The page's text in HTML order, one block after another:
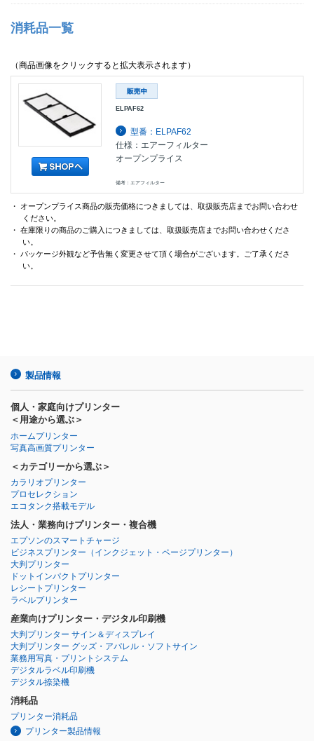
消耗品一覧
（商品画像をクリックすると拡大表示されます）
ELPAF62
型番：ELPAF62
仕様：エアーフィルター
オープンプライス
備考：エアフィルター
・ オープンプライス商品の販売価格につきましては、取扱販売店までお問い合わせ
ください。
・ 在庫限りの商品のご購入につきましては、取扱販売店までお問い合わせくださ
い。
・ パッケージ外観など予告無く変更させて頂く場合がございます。ご了承くださ
い。
製品情報
個人・家庭向けプリンター
＜用途から選ぶ＞
ホームプリンター
写真高画質プリンター
＜カテゴリーから選ぶ＞
カラリオプリンター
プロセレクション
エコタンク搭載モデル
法人・業務向けプリンター・複合機
エプソンのスマートチャージ
ビジネスプリンター （インクジェット・ページプリンター）
大判プリンター
ドットインパクトプリンター
レシートプリンター
ラベルプリンター
産業向けプリンター・デジタル印刷機
大判プリンター サイン＆ディスプレイ
大判プリンター グッズ・アパレル・ソフトサイン
業務用写真・プリントシステム
デジタルラベル印刷機
デジタル捺染機
消耗品
プリンター消耗品
プリンター製品情報